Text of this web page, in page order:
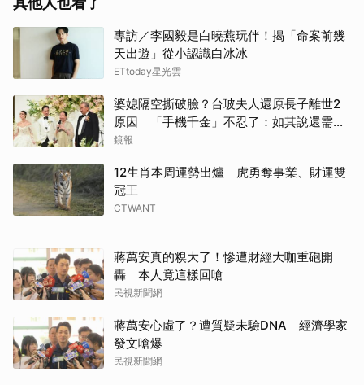
專訪／李國毅是白曉燕玩伴！揭「命案前幾
天出遊」從小認識白冰冰
ETtoday星光雲
婆媳隔空撕破臉？台玻夫人還原長子離世2
原因 「手機千金」不忍了：如其說還需要
離開嗎？
鏡報
12生肖本周運勢出爐 虎勇奪事業、財運雙
冠王
CTWANT
蔣萬安真的糗大了！慘遭財經大咖重砲開
轟 本人竟這樣回嗆
民視新聞網
蔣萬安心虛了？遭質疑未驗DNA 經濟學家
發文嗆爆
民視新聞網